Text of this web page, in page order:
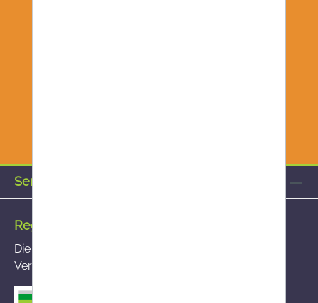
Service-Hotline
Registrierte Versandapotheke
Die von Ihnen aufgerufene Versandapotheke ist im
Versandapothekenregister des BASG registriert